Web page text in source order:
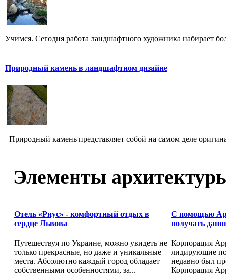
Учимся. Сегодня работа ландшафтного художника набирает
Природный камень в ландшафтном дизайне
Природный камень представляет собой на самом деле
Элементы
Отель «Риус» - комфортный отдых в
сердце Львова
Путешествуя по Украине, можно увидеть не
только прекрасные, но даже и уникальные
места. Абсолютно каждый город обладает
собственными особенностями, за...
С помощью
получать
Корпорация
лидирующие
недавно был
Корпорация